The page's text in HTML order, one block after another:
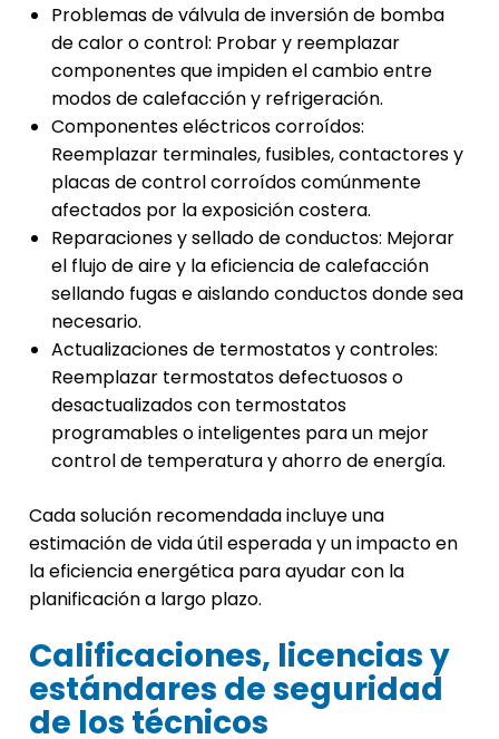
Problemas de válvula de inversión de bomba
de calor o control: Probar y reemplazar
componentes que impiden el cambio entre
modos de calefacción y refrigeración.
Componentes eléctricos corroídos:
Reemplazar terminales, fusibles, contactores y
placas de control corroídos comúnmente
afectados por la exposición costera.
Reparaciones y sellado de conductos: Mejorar
el flujo de aire y la eficiencia de calefacción
sellando fugas e aislando conductos donde sea
necesario.
Actualizaciones de termostatos y controles:
Reemplazar termostatos defectuosos o
desactualizados con termostatos
programables o inteligentes para un mejor
control de temperatura y ahorro de energía.
Cada solución recomendada incluye una
estimación de vida útil esperada y un impacto en
la eficiencia energética para ayudar con la
planificación a largo plazo.
Calificaciones, licencias y
estándares de seguridad
de los técnicos